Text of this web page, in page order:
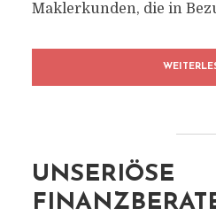
Maklerkunden, die in
UNSERIÖSE